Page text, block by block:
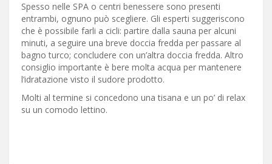
Spesso nelle SPA o centri benessere sono presenti
entrambi, ognuno può scegliere. Gli esperti suggeriscono
che è possibile farli a cicli: partire dalla sauna per alcuni
minuti, a seguire una breve doccia fredda per passare al
bagno turco; concludere con un’altra doccia fredda. Altro
consiglio importante è bere molta acqua per mantenere
l’idratazione visto il sudore prodotto.
Molti al termine si concedono una tisana e un po’ di relax
su un comodo lettino.